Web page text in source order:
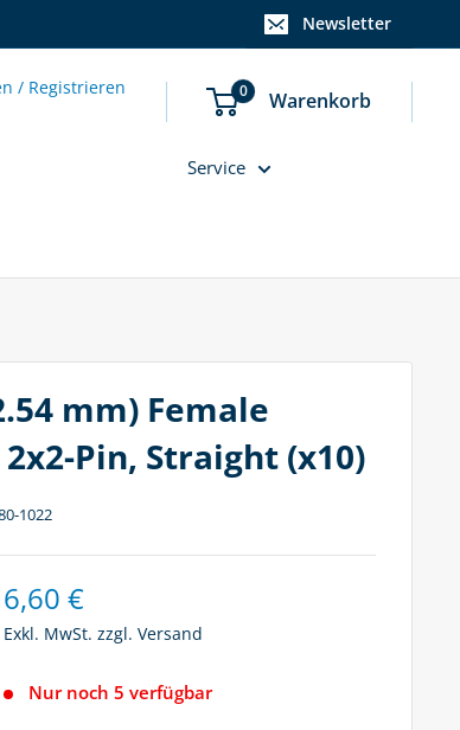
Newsletter
/ Registrieren 0 Warenkorb
Service
mm) Female
Pin, Straight (x10)
1022
Sonderpreis
6,60 €
Exkl. MwSt. zzgl.Versand
Nur noch 5 verfügbar